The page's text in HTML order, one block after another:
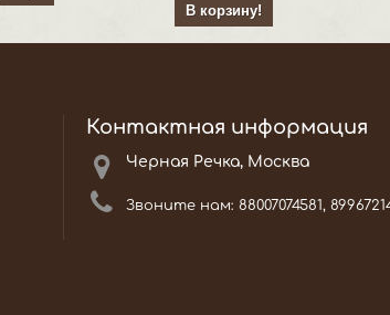
В корзину!
Контактная информация
Черная Речка, Москва
Звоните нам: 88007074581,